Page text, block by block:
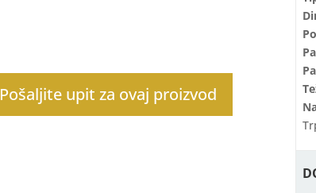
Pošaljite upit za ovaj proizvod